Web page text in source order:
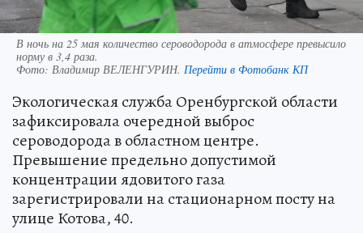
В ночь на 25 мая количество сероводорода в атмосфере превысило
норму в 3,4 раза.
Фото: Владимир ВЕЛЕНГУРИН. Перейти в Фотобанк КП
Экологическая служба Оренбургской области
зафиксировала очередной выброс
сероводорода в областном центре.
Превышение предельно допустимой
концентрации ядовитого газа
зарегистрировали на стационарном посту на
улице Котова, 40.